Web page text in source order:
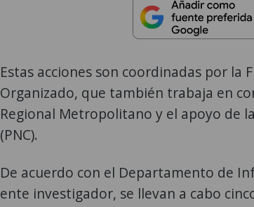
Estas acciones son coordinadas por la
Organizado, que también trabaja en
Regional Metropolitano y el apoyo de
(PNC).
De acuerdo con el Departamento de
ente investigador, se llevan a cabo